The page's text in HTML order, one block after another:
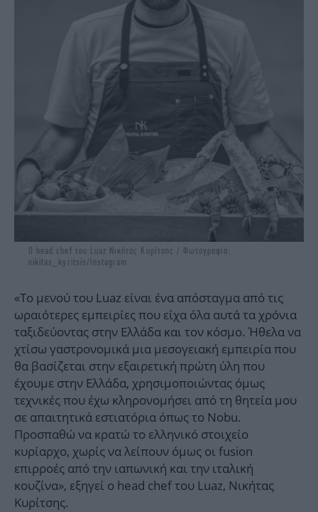
O head chef του Luaz Νικήτας Κυρίτσης / Φωτογραφία:
nikitas_kyritsis/Instagram
«Το μενού του Luaz είναι ένα απόσταγμα από τις
ωραιότερες εμπειρίες που είχα όλα αυτά τα χρόνια
ταξιδεύοντας στην Ελλάδα και τον κόσμο. Ήθελα να
χτίσω γαστρονομικά μια μεσογειακή εμπειρία που
θα βασίζεται στην εξαιρετική πρώτη ύλη που
έχουμε στην Ελλάδα, χρησιμοποιώντας όμως
τεχνικές που έχω κληρονομήσει από τη θητεία μου
σε απαιτητικά εστιατόρια όπως το Nobu.
Προσπαθώ να κρατώ το ελληνικό στοιχείο
κυρίαρχο, χωρίς να λείπουν όμως οι fusion
επιρροές από την ιαπωνική και την ιταλική
κουζίνα», εξηγεί ο head chef του Luaz, Νικήτας
Κυρίτσης.